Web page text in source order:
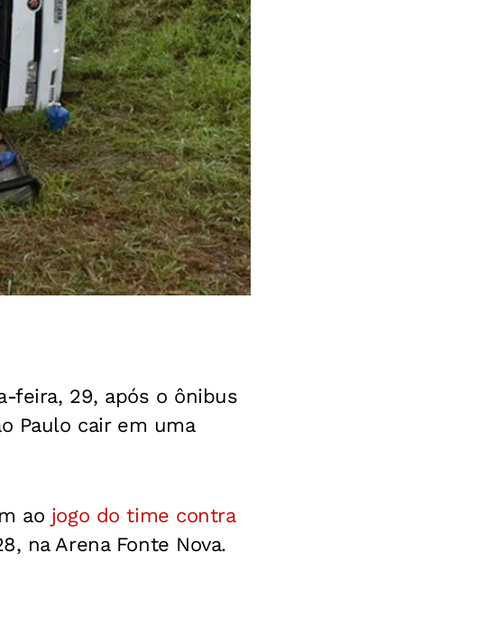
feira, 29, após o ônibus
Paulo cair em uma
ao jogo do time contra
na Arena Fonte Nova.